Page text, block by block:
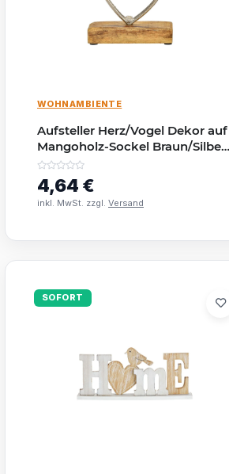
WOHNAMBIENTE
Aufsteller Herz/Vogel Dekor auf
Mangoholz-Sockel Braun/Silber
| 15×17×5 cm
4,64 €
inkl. MwSt. zzgl. Versand
SOFORT